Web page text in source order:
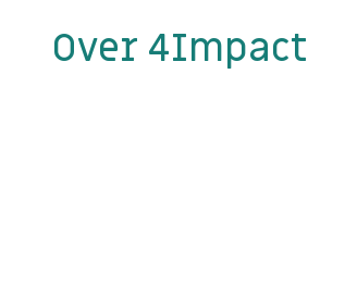
Over 4Impact